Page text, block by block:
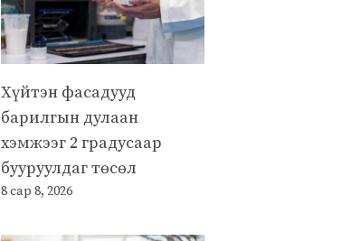
Хүйтэн фасадууд
барилгын дулаан
хэмжээг 2 градусаар
бууруулдаг төсөл
8 сар 8, 2026